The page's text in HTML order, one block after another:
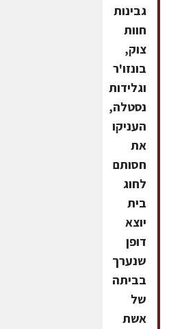
גבינות
חוות
צוק,
בונזו'ר
וגלידות
נסטלה,
העניקו
את
חסותם
לחוג
בית
יוצא
דופן
שנערך
בביתה
של
אשת